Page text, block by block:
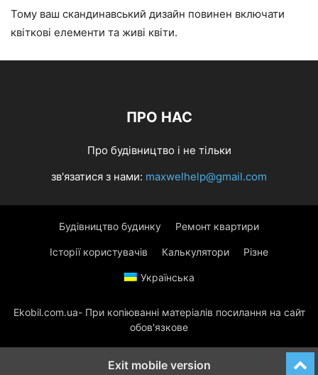
Тому ваш скандинавський дизайн повинен включати
квіткові елементи та живі квіти.
ПРО НАС
Про будівництво і не тільки
зв'язатися з нами: maxwelhelp@gmail.com
Будівництво будинку Ремонт квартири
Історії користувачів Калькулятори Різне
Українська
Ekobil.com.ua- При копіюванні матеріалів посилання на сайт
обов'язкове
Exit mobile version